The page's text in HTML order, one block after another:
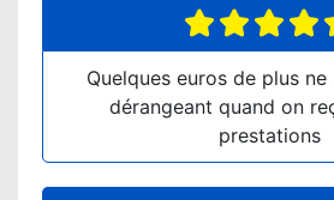
Quelques euros de plus
dérangeant quand on
prestations